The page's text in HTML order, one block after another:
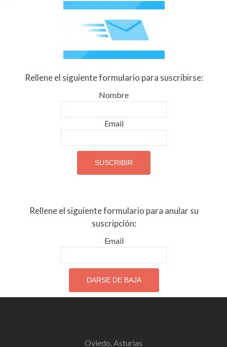
Rellene el siguiente formulario para suscribirse:
Nombre
Email
Rellene el siguiente formulario para anular su
suscripción:
Email
Oviedo, Asturias